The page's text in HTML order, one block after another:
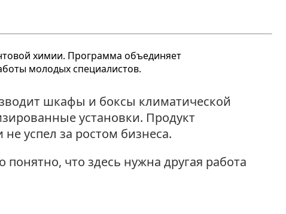
шкафы и боксы климатической
установки. Продукт
успел за ростом бизнеса.
что здесь нужна другая работа